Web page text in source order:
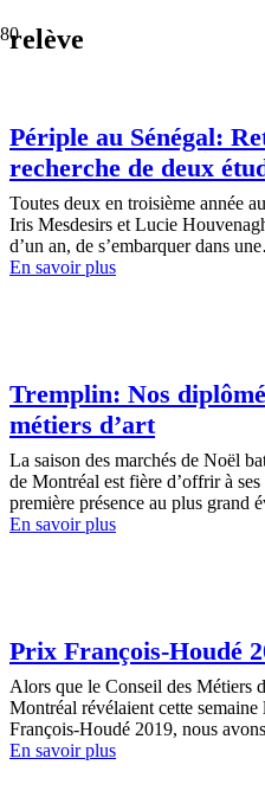
relève
Périple au Sénégal:
recherche de deux
Toutes deux en troisième année
Iris Mesdesirs et Lucie
d’un an, de s’embarquer dans
En savoir plus
Tremplin: Nos
métiers d’art
La saison des marchés de Noël
de Montréal est fière d’offrir à
première présence au plus grand
En savoir plus
Prix François-Houdé
Alors que le Conseil des Métiers
Montréal révélaient cette
François-Houdé 2019, nous
En savoir plus